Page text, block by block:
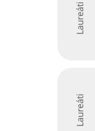
Laureáti
Laureáti